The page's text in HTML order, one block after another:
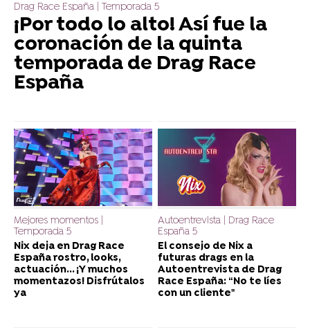
Drag Race España | Temporada 5
¡Por todo lo alto! Así fue la
coronación de la quinta
temporada de Drag Race
España
Mejores momentos |
Temporada 5
Nix deja en Drag Race
España rostro, looks,
actuación... ¡Y muchos
momentazos! Disfrútalos
ya
Autoentrevista | Drag Race
España 5
El consejo de Nix a
futuras drags en la
Autoentrevista de Drag
Race España: “No te líes
con un cliente"